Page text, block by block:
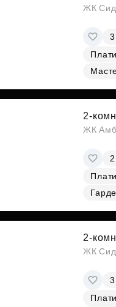
ЖК
2-
ЖК
2-
ЖК